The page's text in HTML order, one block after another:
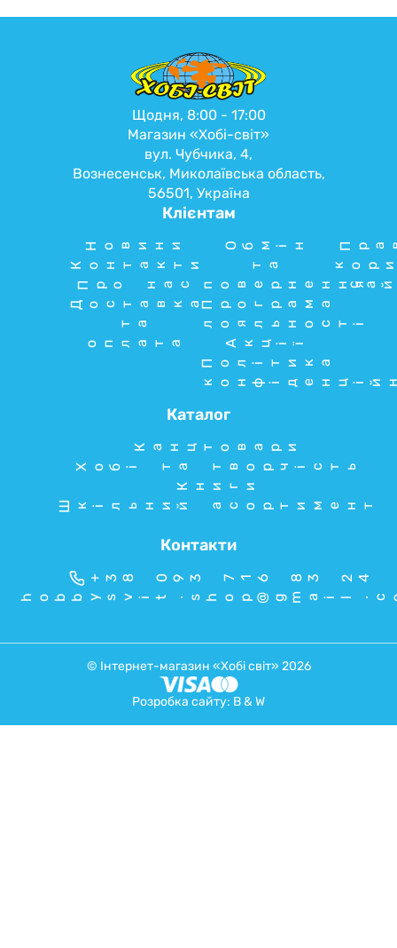
Щодня, 8:00 - 17:00
Магазин «Хобі-світ»
вул. Чубчика, 4,
Вознесенськ, Миколаївська область,
56501, Україна
Клієнтам
Новини
Контакти
Про нас
Доставка
та
оплата
Обмін
та
повернення
Програма
лояльності
Акції
Політика
Каталог
Канцтовари
Хобі та творчість
Книги
Шкільний асортимент
Контакти
+38 093 716 83 24
© Інтернет-магазин «Хобі світ» 2026
Розробка сайту: B & W